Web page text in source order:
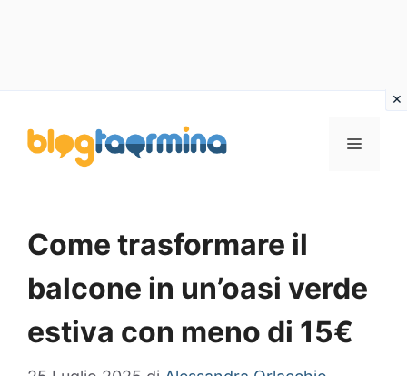
contenuto
MENU
Come trasformare il
balcone in un’oasi verde
estiva con meno di 15€